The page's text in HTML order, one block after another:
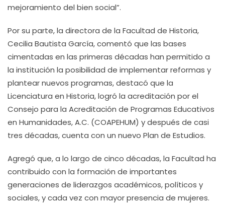
mejoramiento del bien social”.
Por su parte, la directora de la Facultad de Historia,
Cecilia Bautista García, comentó que las bases
cimentadas en las primeras décadas han permitido a
la institución la posibilidad de implementar reformas y
plantear nuevos programas, destacó que la
Licenciatura en Historia, logró la acreditación por el
Consejo para la Acreditación de Programas Educativos
en Humanidades, A.C. (COAPEHUM) y después de casi
tres décadas, cuenta con un nuevo Plan de Estudios.
Agregó que, a lo largo de cinco décadas, la Facultad ha
contribuido con la formación de importantes
generaciones de liderazgos académicos, políticos y
sociales, y cada vez con mayor presencia de mujeres.